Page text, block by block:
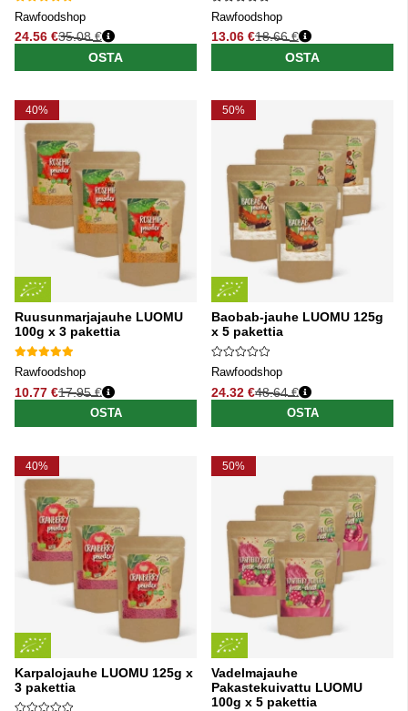
Rawfoodshop
24.56 €
Normaali hinta
35.08 €
OSTA
Rawfoodshop
13.06 €
Normaali hinta
18.66 €
OSTA
40%
Ruusunmarjajauhe LUOMU
100g x 3 pakettia
Rawfoodshop
10.77 €
Normaali hinta
17.95 €
OSTA
50%
Baobab-jauhe LUOMU 125g
x 5 pakettia
Rawfoodshop
24.32 €
Normaali hinta
48.64 €
OSTA
40%
Karpalojauhe LUOMU 125g x
3 pakettia
50%
Vadelmajauhe
Pakastekuivattu LUOMU
100g x 5 pakettia